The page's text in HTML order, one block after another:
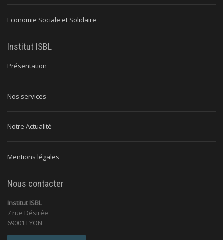
Economie Sociale et Solidaire
Institut ISBL
Présentation
Nos services
Notre Actualité
Mentions légales
Nous contacter
Institut ISBL
7 rue Désirée
69001 LYON